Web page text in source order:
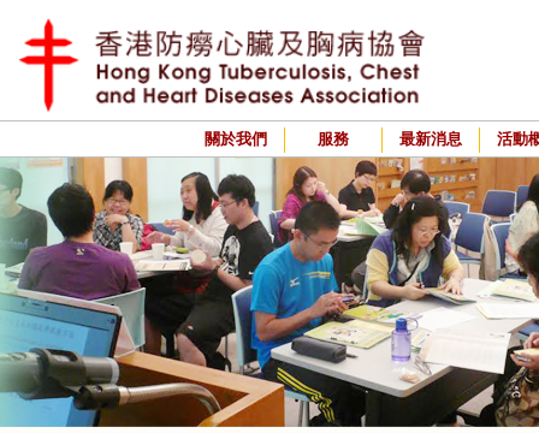
關於我們 服務 最新消息 活動